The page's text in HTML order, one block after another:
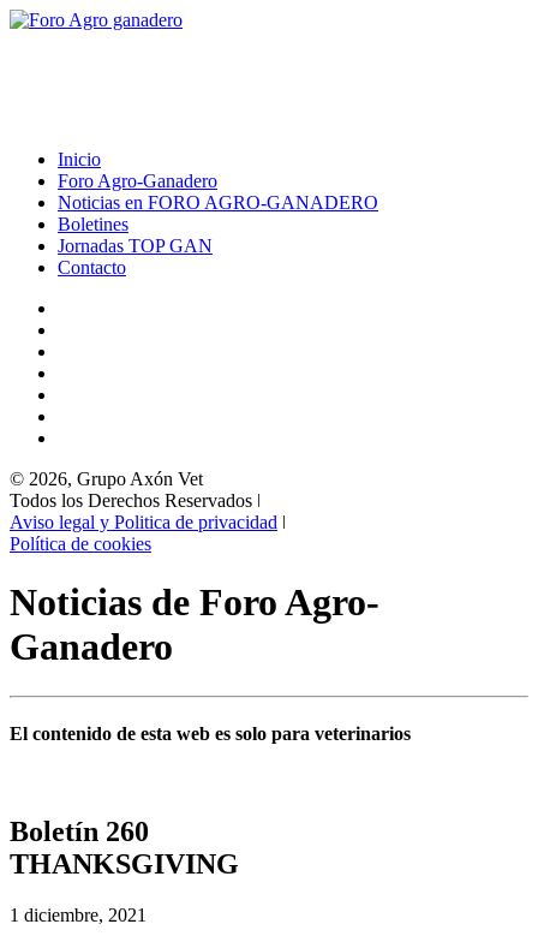
Inicio
Foro Agro-Ganadero
Noticias en FORO AGRO-GANADERO
Boletines
Jornadas TOP GAN
Contacto
© 2026, Grupo Axón Vet
Todos los Derechos Reservados ǀ
Aviso legal y Politica de privacidad ǀ
Política de cookies
Noticias de Foro Agro-
Ganadero
El contenido de esta web es solo para veterinarios
Boletín 260
THANKSGIVING
1 diciembre, 2021